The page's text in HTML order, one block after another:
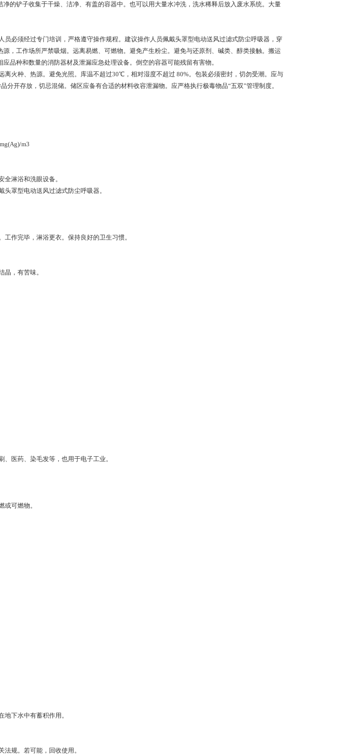
的铲子收集于干燥、洁净、有盖的容器中。也可以用大量水冲洗，洗水稀释后放入废水系统。大量
员必须经过专门培训，严格遵守操作规程。建议操作人员佩戴头罩型电动送风过滤式防尘呼吸器，穿
，工作场所严禁吸烟。远离易燃、可燃物。避免产生粉尘。避免与还原剂、碱类、醇类接触。搬运
品种和数量的消防器材及泄漏应急处理设备。倒空的容器可能残留有害物。
离火种、热源。避免光照。库温不超过30℃，相对湿度不超过 80%。包装必须密封，切勿受潮。应与
分开存放，切忌混储。储区应备有合适的材料收容泄漏物。应严格执行极毒物品“五双”管理制度。
m3
全淋浴和洗眼设备。
罩型电动送风过滤式防尘呼吸器。
作完毕，淋浴更衣。保持良好的卫生习惯。
晶，有苦味。
医药、染毛发等，也用于电子工业。
或可燃物。
下水中有蓄积作用。
法规。若可能，回收使用。